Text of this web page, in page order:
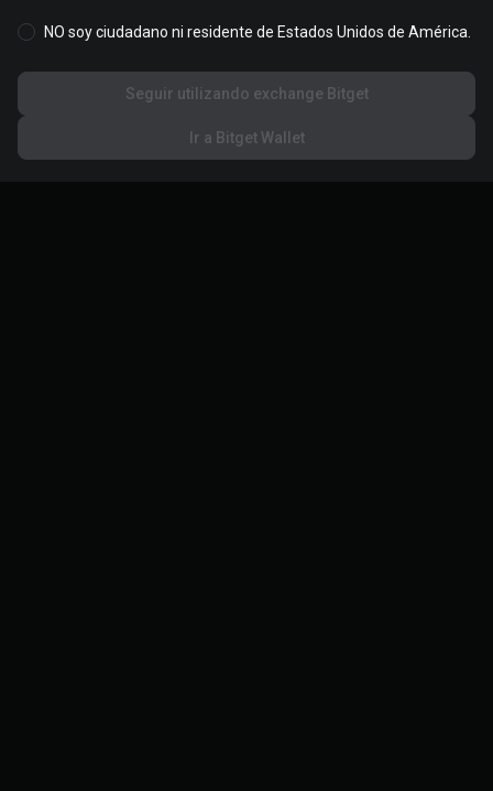
Aceptar todas las cookies
Rechazar todas
Configuración de cookies
NO soy ciudadano ni residente de Estados Unidos de América.
Seguir utilizando exchange Bitget
Ir a Bitget Wallet